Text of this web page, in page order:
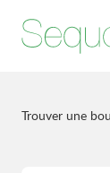
Trouver une